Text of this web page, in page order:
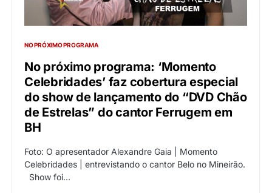
NO PRÓXIMO PROGRAMA
No próximo programa: ‘Momento
Celebridades’ faz cobertura especial
do show de lançamento do “DVD Chão
de Estrelas” do cantor Ferrugem em
BH
Foto: O apresentador Alexandre Gaia | Momento
Celebridades | entrevistando o cantor Belo no Mineirão.
Show foi…